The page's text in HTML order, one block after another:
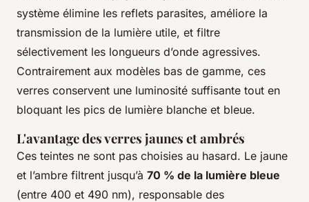
système élimine les reflets parasites, améliore la
transmission de la lumière utile, et filtre
sélectivement les longueurs d’onde agressives.
Contrairement aux modèles bas de gamme, ces
verres conservent une luminosité suffisante tout en
bloquant les pics de lumière blanche et bleue.
L'avantage des verres jaunes et ambrés
Ces teintes ne sont pas choisies au hasard. Le jaune
et l’ambre filtrent jusqu’à 70 % de la lumière bleue
(entre 400 et 490 nm), responsable des